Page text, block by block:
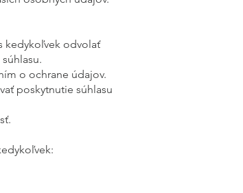
kedykoľvek odvolať
o ochrane údajov.
poskytnutie súhlasu